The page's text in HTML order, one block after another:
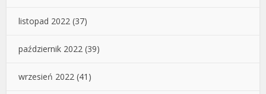
listopad 2022 (37)
październik 2022 (39)
wrzesień 2022 (41)